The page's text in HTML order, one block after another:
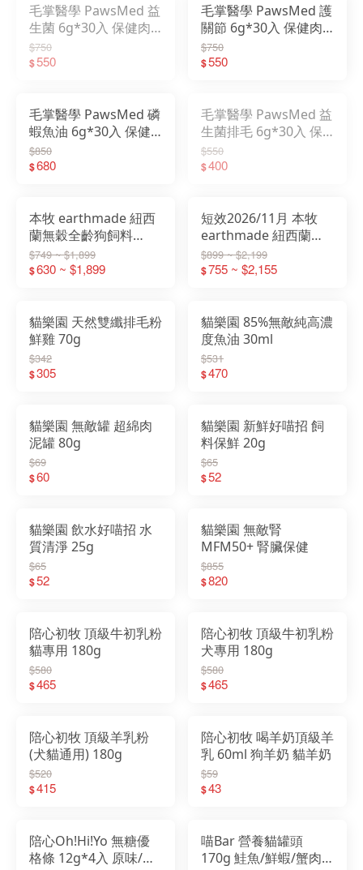
毛掌醫學 PawsMed 益
生菌 6g*30入 保健肉
泥 寵物肉泥
$750
$550
毛掌醫學 PawsMed 護
關節 6g*30入 保健肉
泥 寵物肉泥
$750
$550
毛掌醫學 PawsMed 磷
蝦魚油 6g*30入 保健
肉泥 寵物肉泥
$850
$680
毛掌醫學 PawsMed 益
生菌排毛 6g*30入 保
健肉泥 寵物肉泥
$550
$400
本牧 earthmade 紐西
蘭無穀全齡狗飼料
1.36KG/4.99KG 鯖魚/
牛肉/羊肉
$749 ~ $1,899
$630 ~ $1,899
短效2026/11月 本牧
earthmade 紐西蘭無
穀全齡貓飼料
1.36KG/4.5KG 鯖魚/草
$899 ~ $2,199
$755 ~ $2,155
貓樂園 天然雙纖排毛粉
鮮雞 70g
$342
$305
貓樂園 85%無敵純高濃
度魚油 30ml
$531
$470
貓樂園 無敵罐 超綿肉
泥罐 80g
$69
$60
貓樂園 新鮮好喵招 飼
料保鮮 20g
$65
$52
貓樂園 飲水好喵招 水
質清淨 25g
$65
$52
貓樂園 無敵腎
MFM50+ 腎臟保健
$855
$820
陪心初牧 頂級牛初乳粉
貓專用 180g
$580
$465
陪心初牧 頂級牛初乳粉
犬專用 180g
$580
$465
陪心初牧 頂級羊乳粉
(犬貓通用) 180g
$520
$415
陪心初牧 喝羊奶頂級羊
乳 60ml 狗羊奶 貓羊奶
$59
$43
陪心Oh!Hi!Yo 無糖優
格條 12g*4入 原味/起
喵Bar 營養貓罐頭
170g 鮭魚/鮮蝦/蟹肉/